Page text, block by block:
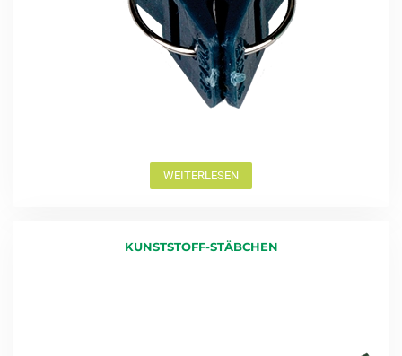
WEITERLESEN
KUNSTSTOFF-STÄBCHEN